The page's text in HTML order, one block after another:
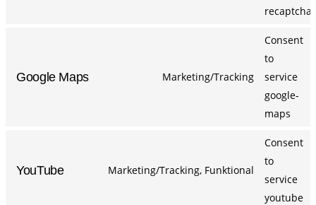
recaptcha
Google Maps Marketing/Tracking
Consent
to
service
google-
maps
YouTube Marketing/Tracking, Funktional
Consent
to
service
youtube